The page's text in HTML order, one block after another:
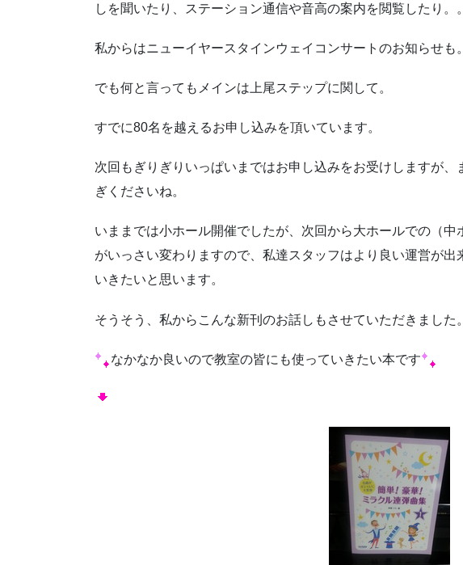
しを聞いたり、ステーション通信や音高の案内を閲覧したり。
私からはニューイヤースタインウェイコンサートのお知らせも。
でも何と言ってもメインは上尾ステップに関して。
すでに80名を越えるお申し込みを頂いています。
次回もぎりぎりいっぱいまではお申し込みをお受けしますが
ぎくださいね。
いままでは小ホール開催でしたが、次回から大ホールでの（
がいっさい変わりますので、私達スタッフはより良い運営が
いきたいと思います。
そうそう、私からこんな新刊のお話しもさせていただきました。
なかなか良いので教室の皆にも使っていきたい本です